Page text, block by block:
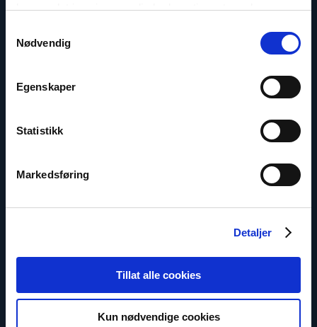
har samlet inn gjennom din bruk av tjenestene deres.
Nødvendig
Egenskaper
Statistikk
Markedsføring
Detaljer
Tillat alle cookies
Kun nødvendige cookies
Kommunikasjonssjef
daf@nhc.no
Telefon: +47 920 54 309